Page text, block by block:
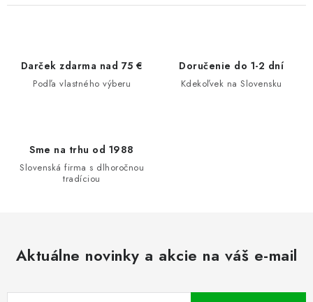
Darček zdarma nad 75 €
Podľa vlastného výberu
Doručenie do 1-2 dní
Kdekoľvek na Slovensku
Sme na trhu od 1988
Slovenská firma s dlhoročnou
tradíciou
Aktuálne novinky a akcie na váš e-mail